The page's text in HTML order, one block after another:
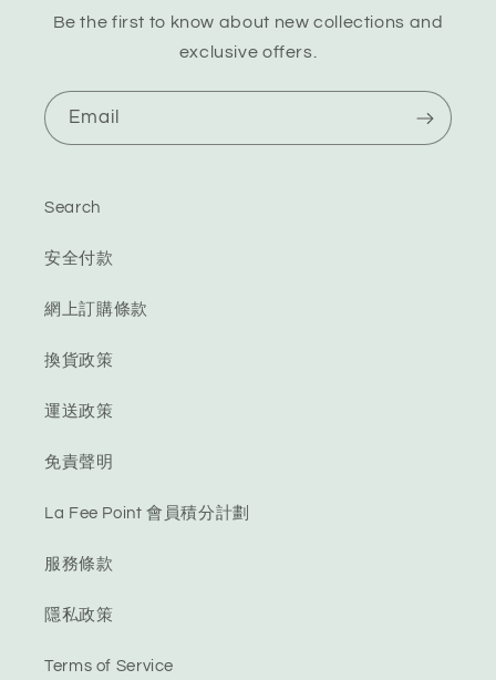
Be the first to know about new collections and
exclusive offers.
Email
Search
安全付款
網上訂購條款
換貨政策
運送政策
免責聲明
La Fee Point 會員積分計劃
服務條款
隱私政策
Terms of Service